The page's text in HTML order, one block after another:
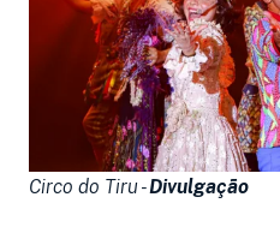
Circo do Tiru -Divulgação